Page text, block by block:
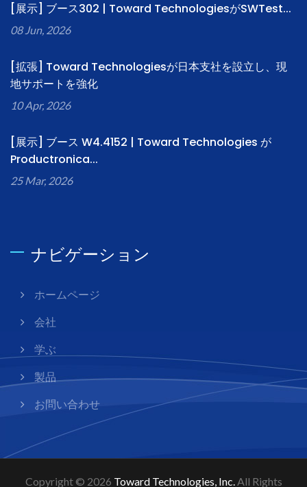
[展示] ブース302 | Toward TechnologiesがSWTest...
08 Jun, 2026
[拡張] Toward Technologiesが日本支社を設立し、現
地サポートを強化
10 Apr, 2026
[展示] ブース W4.4152 | Toward Technologies が
Productronica...
25 Mar, 2026
ナビゲーション
ホームページ
会社
学ぶ
製品
お問い合わせ
Copyright © 2026 Toward Technologies, Inc.All Rights